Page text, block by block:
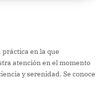
en la que
atención en el momento
y serenidad. Se conoce